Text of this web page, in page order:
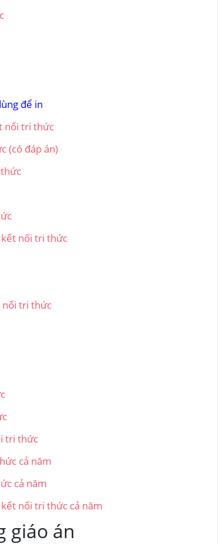
để in
nối tri thức
(có đáp án)
kết nối tri thức
nối tri thức
tri thức
cả năm
cả năm
nối tri thức cả năm
giáo án